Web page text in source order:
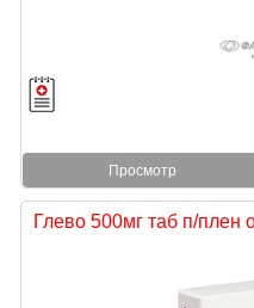
Просмотр
Глево 500мг таб п/плен